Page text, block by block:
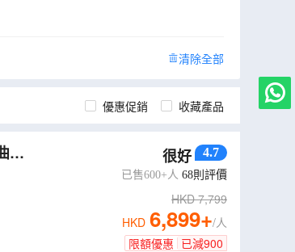
清除全部
優惠促銷 收藏產品
很好 4.7
已售600+人 68則評價
HKD7,799
HKD 6,899+/人
限額優惠 已減900